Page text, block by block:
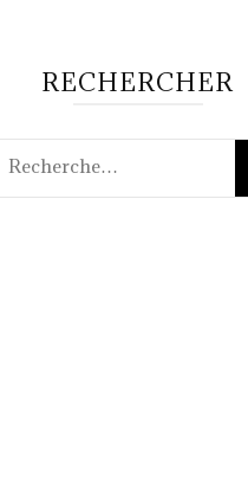
RECHERCHER
Rechercher :